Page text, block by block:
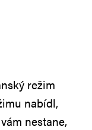
režim
nabídl,
nestane,